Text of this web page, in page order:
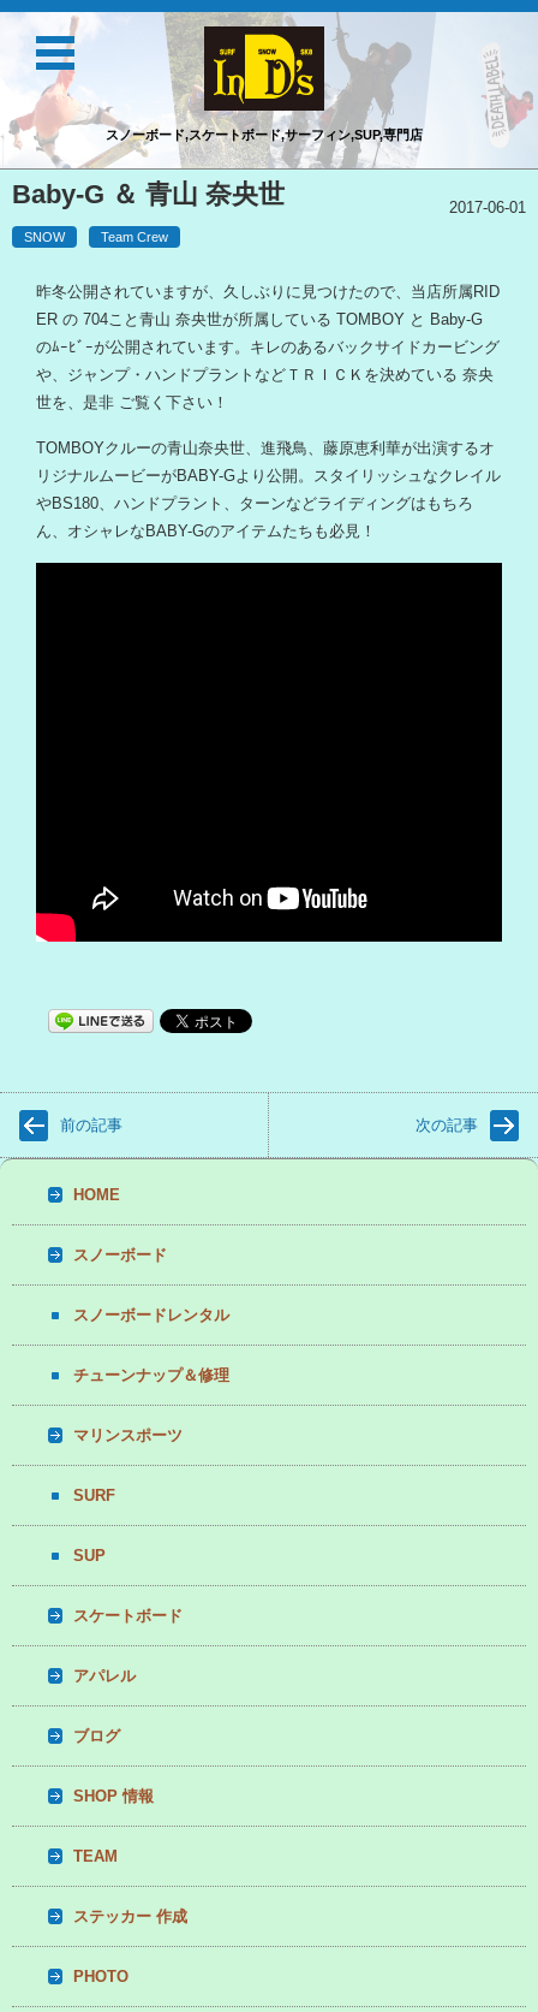
スノーボード,スケートボード,サーフィン,SUP,専門店
コンテンツに移動
Baby-G ＆ 青山 奈央世 2017-06-01
SNOW Team Crew
昨冬公開されていますが、久しぶりに見つけたので、当店所属RID
ER の 704こと青山 奈央世が所属している TOMBOY と Baby-G
のﾑｰﾋﾞｰが公開されています。キレのあるバックサイドカービング
や、ジャンプ・ハンドプラントなどＴＲＩＣＫを決めている 奈央
世を、是非 ご覧く下さい！
TOMBOYクルーの青山奈央世、進飛鳥、藤原恵利華が出演するオ
リジナルムービーがBABY-Gより公開。スタイリッシュなクレイル
やBS180、ハンドプラント、ターンなどライディングはもちろ
ん、オシャレなBABY-Gのアイテムたちも必見！
前の記事 次の記事
HOME
スノーボード
スノーボードレンタル
チューンナップ＆修理
マリンスポーツ
SURF
SUP
スケートボード
アパレル
ブログ
SHOP 情報
TEAM
ステッカー 作成
PHOTO